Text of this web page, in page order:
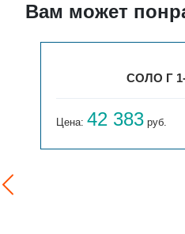
Вам может
СОЛО Г 1-
Цена:42 383 руб.